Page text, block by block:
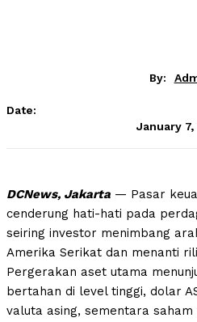
By:
Date:
January 7,
DCNews, Jakarta — Pasar
cenderung hati-hati pada
seiring investor menimbang
Amerika Serikat dan menanti
Pergerakan aset utama
bertahan di level tinggi, dolar
valuta asing, sementara